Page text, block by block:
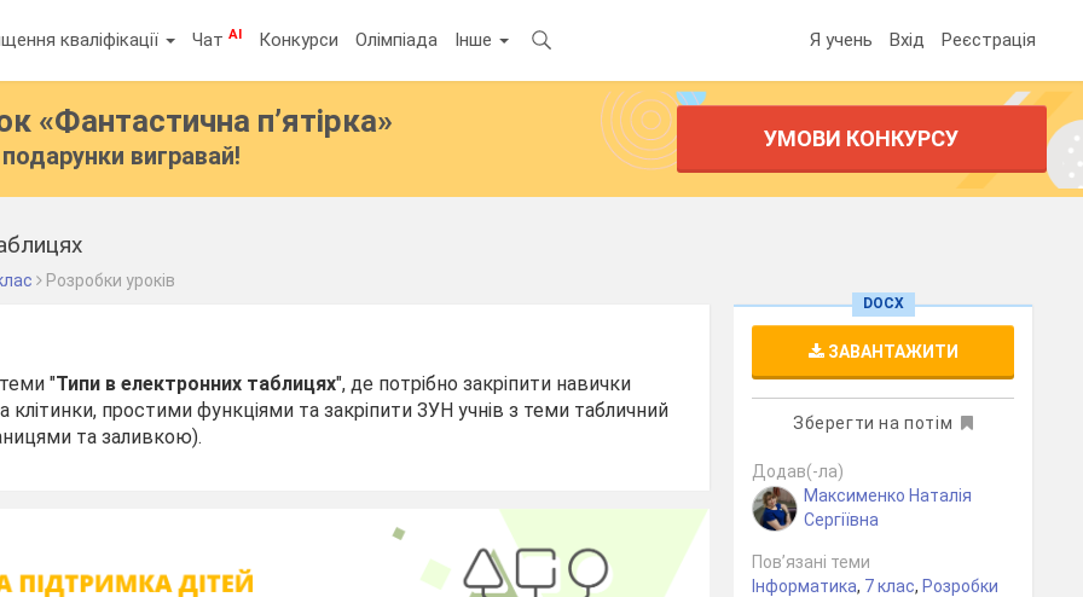
кваліфікації ЧатAI Конкурси Олімпіада Інше Я учень Вхід Реєстрація
«Фантастична п’ятірка»
вигравай!
УМОВИ КОНКУРСУ
Розробки уроків
"Типи в електронних таблицях", де потрібно закріпити навички
клітинки, простими функціями та закріпити ЗУН учнів з теми табличний
та заливкою).
DOCX
ЗАВАНТАЖИТИ
Зберегти на потім
Додав(-ла)
Максименко Наталія
Сергіївна
Пов’язані теми
Інформатика, 7 клас, Розробки